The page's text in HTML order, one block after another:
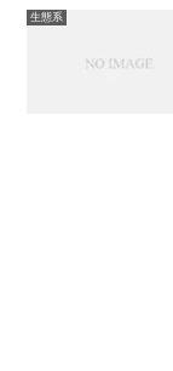
生態系